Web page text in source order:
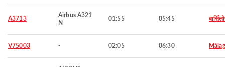
A3713
Airbus A321
N
01:55 05:45
V75003 - 02:05 06:30